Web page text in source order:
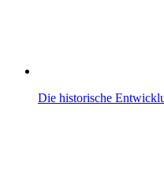
Die historische